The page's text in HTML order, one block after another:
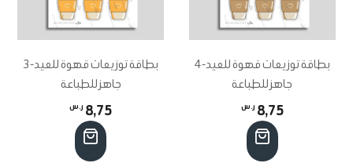
بطاقة توزيعات قهوة للعيد-4
جاهز للطباعة
8,75 ر.س
بطاقة توزيعات قهوة للعيد-3
جاهز للطباعة
8,75 ر.س